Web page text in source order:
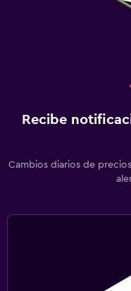
Recibe
Cambios diarios de